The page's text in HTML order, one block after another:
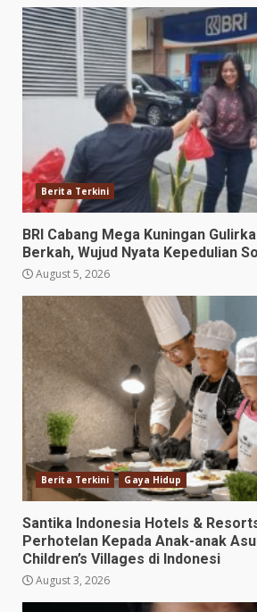
Berita Terkini
BRI Cabang Mega Kuningan
Berkah, Wujud Nyata Kepedulian
August 5, 2026
Berita Terkini Gaya Hidup
Santika Indonesia Hotels &
Perhotelan Kepada Anak-anak
Children’s Villages di Indonesi
August 3, 2026